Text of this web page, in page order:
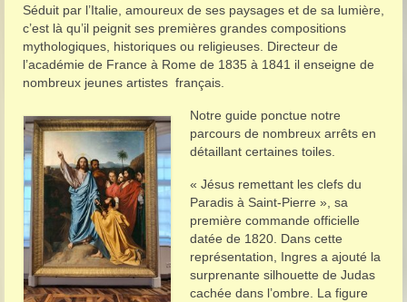
Séduit par l’Italie, amoureux de ses paysages et de sa lumière,
c’est là qu’il peignit ses premières grandes compositions
mythologiques, historiques ou religieuses. Directeur de
l’académie de France à Rome de 1835 à 1841 il enseigne de
nombreux jeunes artistes français.
Notre guide ponctue notre
parcours de nombreux arrêts en
détaillant certaines toiles.
« Jésus remettant les clefs du
Paradis à Saint-Pierre », sa
première commande officielle
datée de 1820. Dans cette
représentation, Ingres a ajouté la
surprenante silhouette de Judas
cachée dans l’ombre. La figure